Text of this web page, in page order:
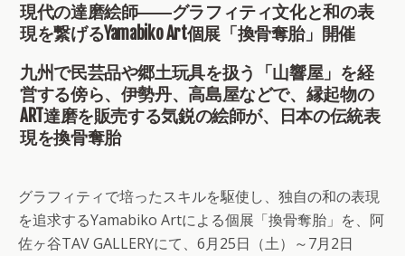
現代の達磨絵師――グラフィティ文化と和の表
現を繋げるYamabiko Art個展「換骨奪胎」開催
九州で民芸品や郷土玩具を扱う「山響屋」を経
営する傍ら、伊勢丹、高島屋などで、縁起物の
ART達磨を販売する気鋭の絵師が、日本の伝統表
現を換骨奪胎
グラフィティで培ったスキルを駆使し、独自の和の表現
を追求するYamabiko Artによる個展「換骨奪胎」を、阿
佐ヶ谷TAV GALLERYにて、6月25日（土）～7月2日